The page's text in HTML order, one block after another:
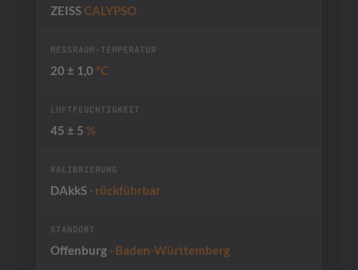
ZEISSCALYPSO
MESSRAUM-TEMPERATUR
20 ± 1,0°C
LUFTFEUCHTIGKEIT
45 ± 5%
KALIBRIERUNG
DAkkS · rückführbar
STANDORT
Offenburg · Baden-Württemberg